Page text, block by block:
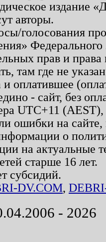
издание
авторы.
голосования
прав и
там где не
и оплатившее
- сайт, без
UTC+11
ошибки на
о
на актуальные
старше 16 лет.
субсидий.
DV.COM,
- 2026